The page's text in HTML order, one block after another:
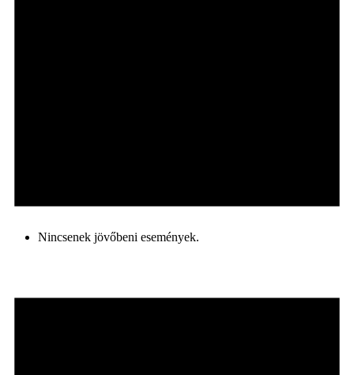
Nincsenek jövőbeni események.